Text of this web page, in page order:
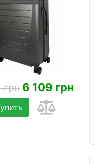
грн 6 109 грн